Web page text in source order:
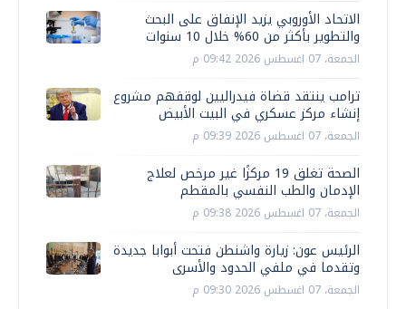
الاتحاد الأوروبي يزيد الإنفاق على البحث
والتطوير بأكثر من 60% خلال 10 سنوات
الجمعة، 07 اغسطس 2026 09:42 م
ترامب ينتقد قضاة فيدراليين لوقفهم مشروع
إنشاء مركز عسكري في البيت الأبيض
الجمعة، 07 اغسطس 2026 09:39 م
الصحة تغلق 19 مركزًا غير مرخص لعلاج
الإدمان والطب النفسي بالمقطم
الجمعة، 07 اغسطس 2026 09:38 م
الرئيس عون: زيارة واشنطن فتحت أبوابا جديدة
وتقدما في ملفي الحدود والأسرى
الجمعة، 07 اغسطس 2026 09:30 م